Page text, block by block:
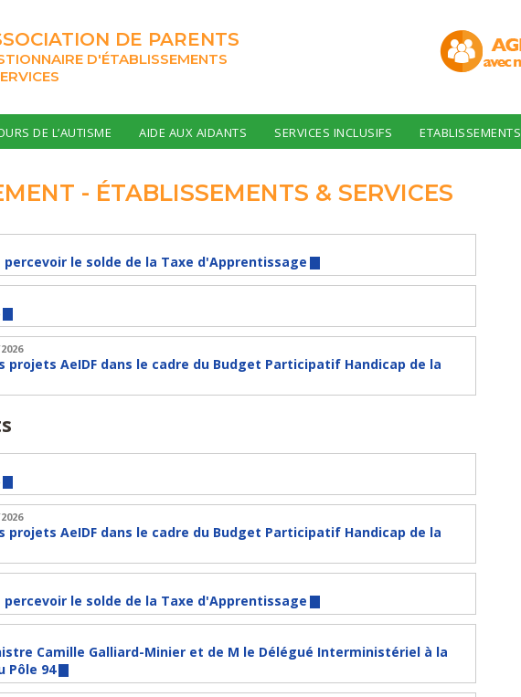
DE PARENTS
D'ÉTABLISSEMENTS
DE L’AUTISME AIDE AUX AIDANTS SERVICES INCLUSIFS ETABLISSEMENTS
- ÉTABLISSEMENTS & SERVICES
percevoir le solde de la Taxe d'Apprentissage
projets AeIDF dans le cadre du Budget Participatif Handicap de la
projets AeIDF dans le cadre du Budget Participatif Handicap de la
percevoir le solde de la Taxe d'Apprentissage
Camille Galliard-Minier et de M le Délégué Interministériel à la
Pôle 94